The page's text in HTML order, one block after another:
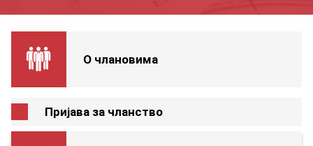
О члановима
Пријава за чланство